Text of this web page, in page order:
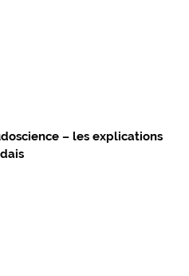
– les explications